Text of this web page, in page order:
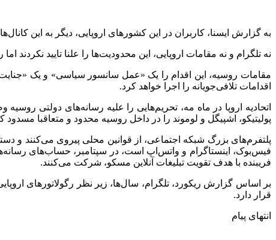
به گزارش ایسنا، کاربران در این کشورهای اروپایی، دیگر به این
نه تلگرام و نه مقامات اروپایی، این محدودیت‌ها را علنا تایید
مقامات روسیه، این اقدام را یک «عمل سانسور سیاسی» و یک «جنایت
اقدامات تلافی‌جویانه را اجرا خواهد کرد.
پولیتیکو، اشپیگل و لوموند را در داخل روسیه محدود و متعاقبا مسدود
پلتفرم‌های بزرگ شبکه اجتماعی، از قوانین محلی پیروی می‌کنند و
فیس‌بوک، اینستاگرام و واتس‌اپ است، در سپتامبر، حساب‌های
فریبنده با هدف تقویت تبلیغات آنلاین مسکو، شرکت می‌کنند.
بر اساس گزارش ریکورد، تلگرام، سال‌ها، زیر نظر رگولاتورهای
قرار دارد.
انتهای پیام